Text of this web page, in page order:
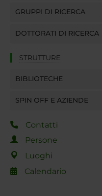
GRUPPI DI RICERCA
DOTTORATI DI RICERCA
STRUTTURE
BIBLIOTECHE
SPIN OFF E AZIENDE
Contatti
Persone
Luoghi
Calendario